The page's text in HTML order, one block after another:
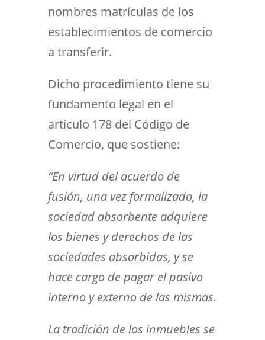
nombres matrículas de los
establecimientos de comercio
a transferir.
Dicho procedimiento tiene su
fundamento legal en el
artículo 178 del Código de
Comercio, que sostiene:
“En virtud del acuerdo de
fusión, una vez formalizado, la
sociedad absorbente adquiere
los bienes y derechos de las
sociedades absorbidas, y se
hace cargo de pagar el pasivo
interno y externo de las mismas.
La tradición de los inmuebles se